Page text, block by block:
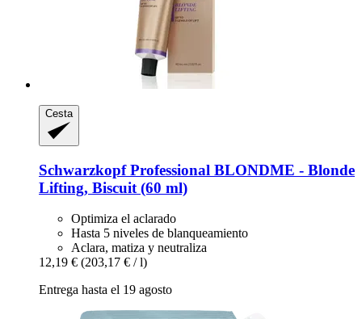
Cesta
Schwarzkopf Professional BLONDME -​ Blonde
Lifting, Biscuit (60 ml)
Optimiza el aclarado
Hasta 5 niveles de blanqueamiento
Aclara, matiza y neutraliza
12,19 € (203,17 € / l)
Entrega hasta el 19 agosto